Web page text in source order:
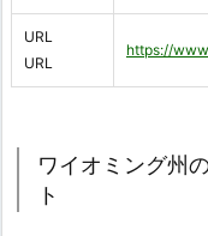
URL
URL
https://
ワイオミング州
ト